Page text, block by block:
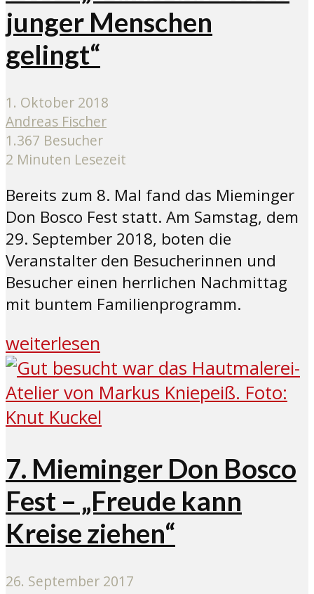
junger Menschen
gelingt“
1. Oktober 2018
Andreas Fischer
1.367 Besucher
2 Minuten Lesezeit
Bereits zum 8. Mal fand das Mieminger
Don Bosco Fest statt. Am Samstag, dem
29. September 2018, boten die
Veranstalter den Besucherinnen und
Besucher einen herrlichen Nachmittag
mit buntem Familienprogramm.
weiterlesen
7. Mieminger Don Bosco
Fest – „Freude kann
Kreise ziehen“
26. September 2017